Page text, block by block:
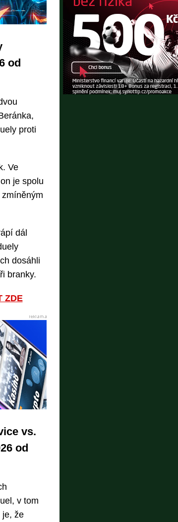
od
proti
Ve
je spolu
dál
dosáhli
branky.
ZDE
vs.
od
v tom
je, že